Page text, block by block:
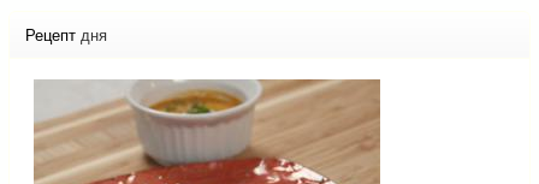
Рецепт дня